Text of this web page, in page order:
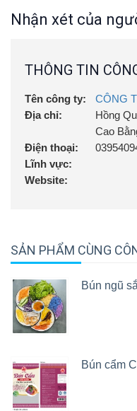
Nhận xét của
THÔNG TIN
Tên công ty:
CÔNG
Địa chỉ:
Hồng
Cao
Điện thoại:
Lĩnh vực:
Website:
SẢN PHẨM CÙNG
Bún ngũ
Bún cẩm